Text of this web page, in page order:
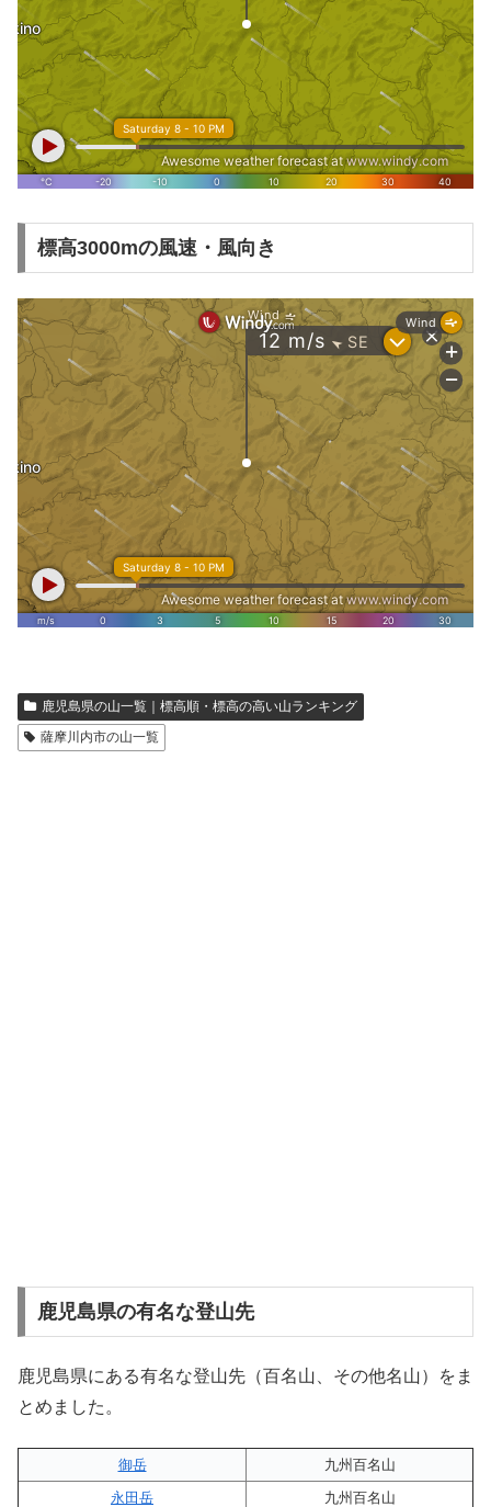
標高3000mの風速・風向き
鹿児島県の山一覧｜標高順・標高の高い山ランキング
薩摩川内市の山一覧
鹿児島県の有名な登山先
鹿児島県にある有名な登山先（百名山、その他名山）をま
とめました。
御岳
九州百名山
永田岳
九州百名山